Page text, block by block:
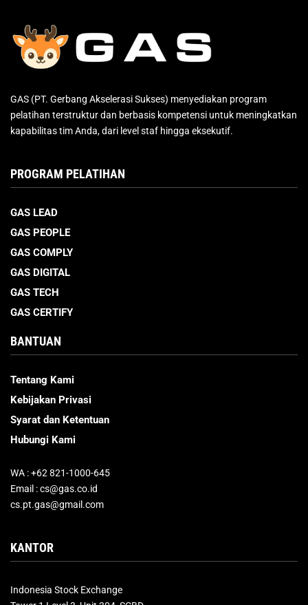
GAS (PT. Gerbang Akselerasi Sukses) menyediakan program
pelatihan terstruktur dan berbasis kompetensi untuk meningkatkan
kapabilitas tim Anda, dari level staf hingga eksekutif.
PROGRAM PELATIHAN
GAS LEAD
GAS PEOPLE
GAS COMPLY
GAS DIGITAL
GAS TECH
GAS CERTIFY
BANTUAN
Tentang Kami
Kebijakan Privasi
Syarat dan Ketentuan
Hubungi Kami
WA : +62 821-1000-645
Email : cs@gas.co.id
cs.pt.gas@gmail.com
KANTOR
Indonesia Stock Exchange